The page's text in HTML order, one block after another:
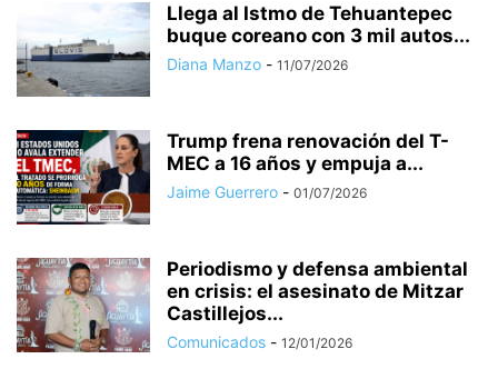
Llega al Istmo de Tehuantepec
buque coreano con 3 mil autos...
Diana Manzo - 11/07/2026
Trump frena renovación del T-
MEC a 16 años y empuja a...
Jaime Guerrero - 01/07/2026
Periodismo y defensa ambiental
en crisis: el asesinato de Mitzar
Castillejos...
Comunicados - 12/01/2026